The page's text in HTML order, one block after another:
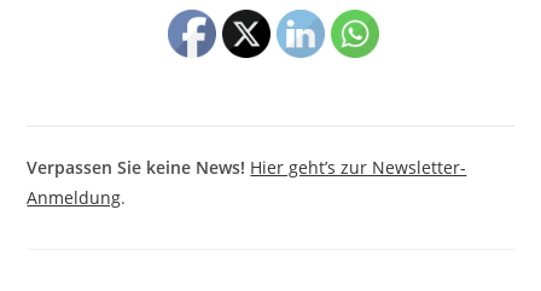
Verpassen Sie keine News! Hier geht’s zur Newsletter-
Anmeldung.